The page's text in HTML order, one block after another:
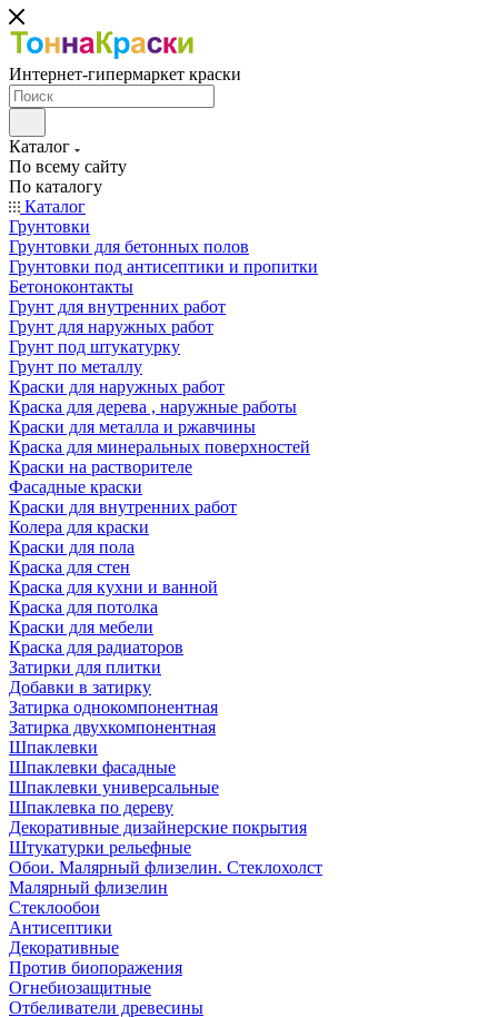
Интернет-гипермаркет краски
Каталог
По всему сайту
По каталогу
Каталог
Грунтовки
Грунтовки для бетонных полов
Грунтовки под антисептики и пропитки
Бетоноконтакты
Грунт для внутренних работ
Грунт для наружных работ
Грунт под штукатурку
Грунт по металлу
Краски для наружных работ
Краска для дерева , наружные работы
Краски для металла и ржавчины
Краска для минеральных поверхностей
Краски на растворителе
Фасадные краски
Краски для внутренних работ
Колера для краски
Краски для пола
Краска для стен
Краска для кухни и ванной
Краска для потолка
Краски для мебели
Краска для радиаторов
Затирки для плитки
Добавки в затирку
Затирка однокомпонентная
Затирка двухкомпонентная
Шпаклевки
Шпаклевки фасадные
Шпаклевки универсальные
Шпаклевка по дереву
Декоративные дизайнерские покрытия
Штукатурки рельефные
Обои. Малярный флизелин. Стеклохолст
Малярный флизелин
Стеклообои
Антисептики
Декоративные
Против биопоражения
Огнебиозащитные
Отбеливатели древесины